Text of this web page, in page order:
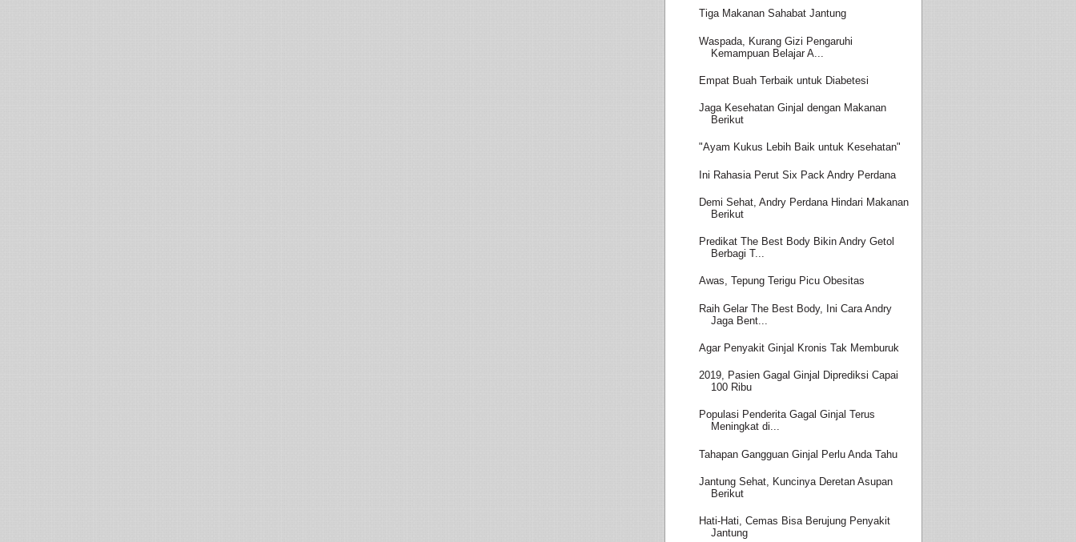
Tiga Makanan Sahabat Jantung
Waspada, Kurang Gizi Pengaruhi
Kemampuan Belajar A...
Empat Buah Terbaik untuk Diabetesi
Jaga Kesehatan Ginjal dengan Makanan
Berikut
"Ayam Kukus Lebih Baik untuk Kesehatan"
Ini Rahasia Perut Six Pack Andry Perdana
Demi Sehat, Andry Perdana Hindari Makanan
Berikut
Predikat The Best Body Bikin Andry Getol
Berbagi T...
Awas, Tepung Terigu Picu Obesitas
Raih Gelar The Best Body, Ini Cara Andry
Jaga Bent...
Agar Penyakit Ginjal Kronis Tak Memburuk
2019, Pasien Gagal Ginjal Diprediksi Capai
100 Ribu
Populasi Penderita Gagal Ginjal Terus
Meningkat di...
Tahapan Gangguan Ginjal Perlu Anda Tahu
Jantung Sehat, Kuncinya Deretan Asupan
Berikut
Hati-Hati, Cemas Bisa Berujung Penyakit
Jantung